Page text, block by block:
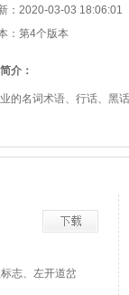
：2020-03-03 18:06:01
：第4个版本
介：
的名词术语、行话、黑
志、左开道岔